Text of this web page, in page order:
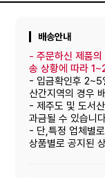
배송안내
-주문하신 제품
송 상황에 따라
- 입금확인후 2~5
산간지역의 경우
- 제주도 및 도서
과금될 수 있습니
- 단,특정 업체별
상품별로 공지된